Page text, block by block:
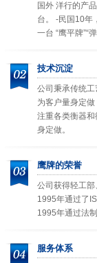
国外 洋行的产
台。 -民国10年
一台 “鹰平牌”“
技术沉淀
公司秉承传统工
为客户量身定做
注重各类衡器
身定做。
鹰牌的荣誉
公司获得轻工部
1995年通过了
1995年通过法
服务体系